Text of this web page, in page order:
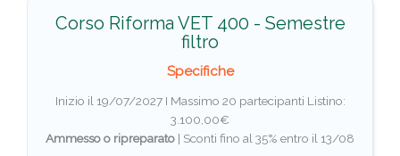
Corso Riforma VET 400 - Semestre
filtro
Specifiche
Inizio il 19/07/2027 I Massimo 20 partecipanti Listino:
3.100,00€
Ammesso o ripreparato | Sconti fino al 35% entro il 13/08